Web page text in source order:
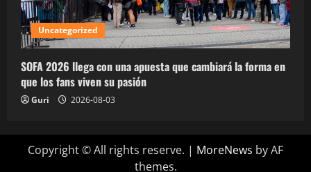
Uncategorized
SOFA 2026 llega con una apuesta que cambiará la forma en
que los fans viven su pasión
Guri 2026-08-03
Copyright © All rights reserve. | MoreNews by AF
themes.